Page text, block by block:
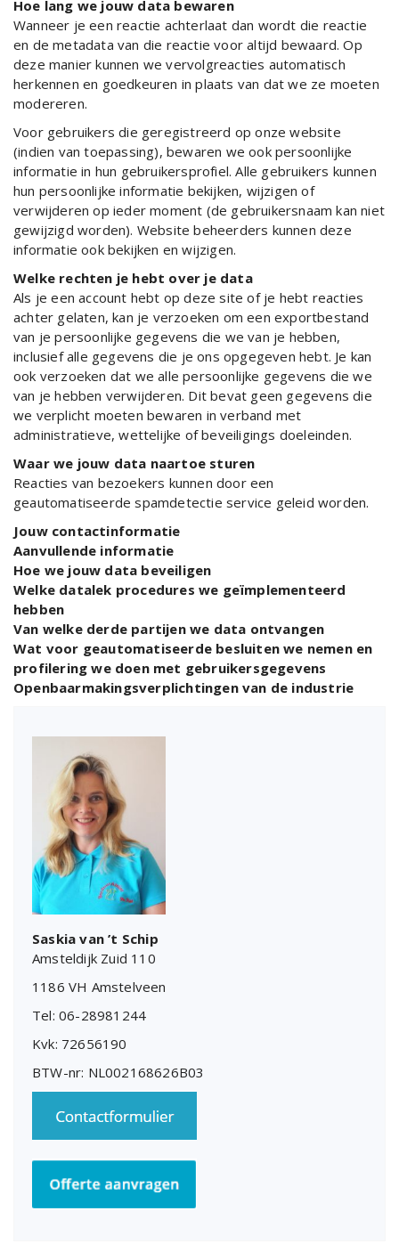
Hoe lang we jouw data bewaren
Wanneer je een reactie achterlaat dan wordt die reactie
en de metadata van die reactie voor altijd bewaard. Op
deze manier kunnen we vervolgreacties automatisch
herkennen en goedkeuren in plaats van dat we ze moeten
modereren.
Voor gebruikers die geregistreerd op onze website
(indien van toepassing), bewaren we ook persoonlijke
informatie in hun gebruikersprofiel. Alle gebruikers kunnen
hun persoonlijke informatie bekijken, wijzigen of
verwijderen op ieder moment (de gebruikersnaam kan niet
gewijzigd worden). Website beheerders kunnen deze
informatie ook bekijken en wijzigen.
Welke rechten je hebt over je data
Als je een account hebt op deze site of je hebt reacties
achter gelaten, kan je verzoeken om een exportbestand
van je persoonlijke gegevens die we van je hebben,
inclusief alle gegevens die je ons opgegeven hebt. Je kan
ook verzoeken dat we alle persoonlijke gegevens die we
van je hebben verwijderen. Dit bevat geen gegevens die
we verplicht moeten bewaren in verband met
administratieve, wettelijke of beveiligings doeleinden.
Waar we jouw data naartoe sturen
Reacties van bezoekers kunnen door een
geautomatiseerde spamdetectie service geleid worden.
Jouw contactinformatie
Aanvullende informatie
Hoe we jouw data beveiligen
Welke datalek procedures we geïmplementeerd
hebben
Van welke derde partijen we data ontvangen
Wat voor geautomatiseerde besluiten we nemen en
profilering we doen met gebruikersgegevens
Openbaarmakingsverplichtingen van de industrie
Saskia van ’t Schip
Amsteldijk Zuid 110
1186 VH Amstelveen
Tel: 06-28981244
Kvk: 72656190
BTW-nr: NL002168626B03